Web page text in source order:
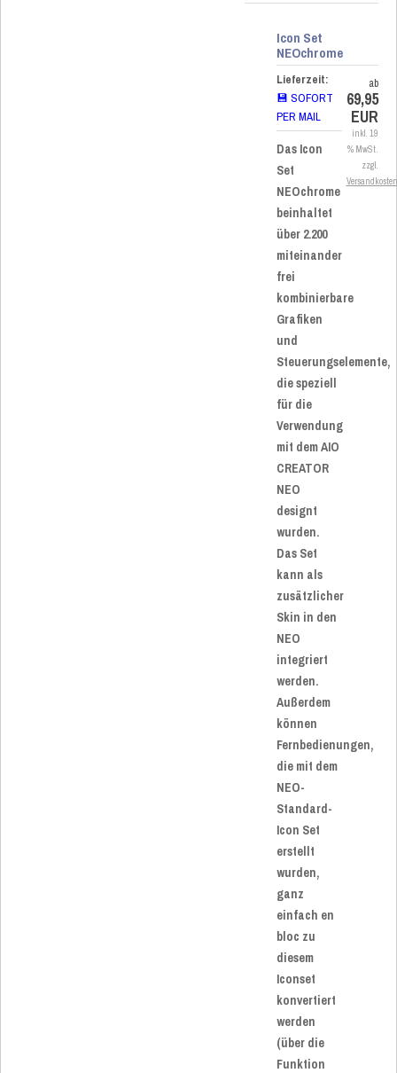
Icon Set
NEOchrome
Lieferzeit:
💾 SOFORT
PER MAIL
Das Icon
Set
NEOchrome
beinhaltet
über 2.200
miteinander
frei
kombinierbare
Grafiken
und
Steuerungselemente,
die speziell
für die
Verwendung
mit dem AIO
CREATOR
NEO
designt
wurden.
Das Set
kann als
zusätzlicher
Skin in den
NEO
integriert
werden.
Außerdem
können
Fernbedienungen,
die mit dem
NEO-
Standard-
Icon Set
erstellt
wurden,
ganz
einfach en
bloc zu
diesem
Iconset
konvertiert
werden
(über die
Funktion
ab
69,95
EUR
inkl. 19
% MwSt.
zzgl.
Versandkosten